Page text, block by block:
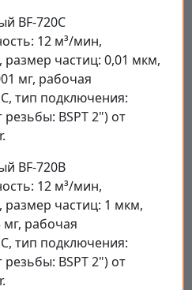
BF-720C
12 м³/мин,
размер частиц: 0,01 мкм,
мг, рабочая
тип подключения:
BSPT 2") от
BF-720B
12 м³/мин,
размер частиц: 1 мкм,
мг, рабочая
тип подключения:
BSPT 2") от